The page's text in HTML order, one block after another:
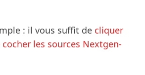
: il vous suffit de cliquer
les sources Nextgen-